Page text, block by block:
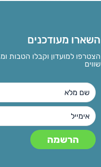
השארו מעודכנים
הצטרפו למועדון וקבלו הטבות
שווים